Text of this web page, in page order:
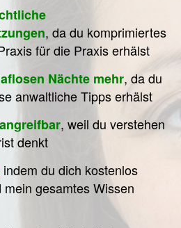
, da du komprimiertes
für die Praxis erhälst
Nächte mehr, da du
anwaltliche Tipps erhälst
, weil du verstehen
denkt
indem du dich kostenlos
gesamtes Wissen